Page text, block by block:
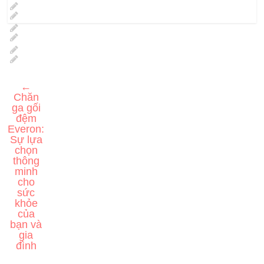
←
Chăn
ga gối
đệm
Everon:
Sự lựa
chọn
thông
minh
cho
sức
khỏe
của
bạn và
gia
đình